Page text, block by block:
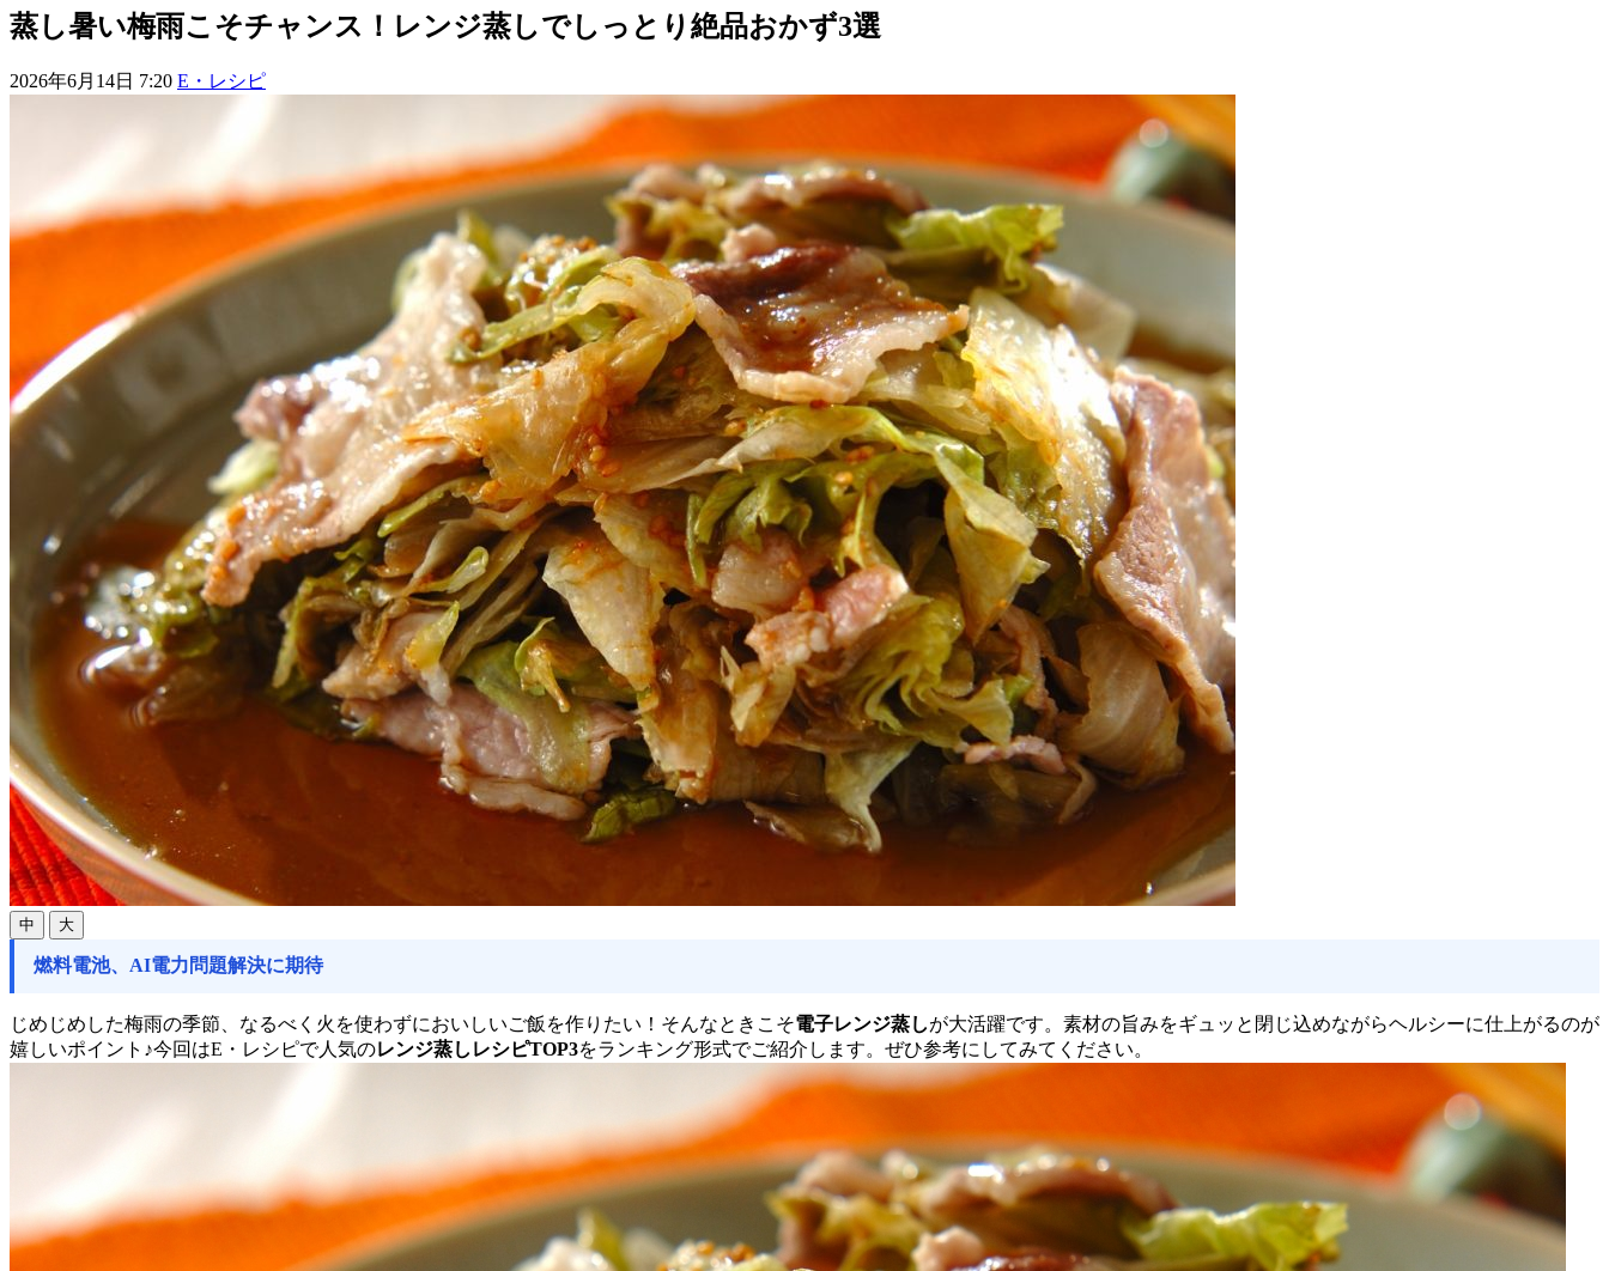
蒸し暑い梅雨こそチャンス！レンジ蒸しでしっとり絶品おかず3選
2026年6月14日 7:20 E・レシピ
中 大
燃料電池、AI電力問題解決に期待
じめじめした梅雨の季節、なるべく火を使わずにおいしいご飯を作りたい！そんなときこそ電子レンジ蒸しが大活躍です。素材の旨みをギュッと閉じ込めながらヘルシーに仕上がるのが
嬉しいポイント♪今回はE・レシピで人気のレンジ蒸しレシピTOP3をランキング形式でご紹介します。ぜひ参考にしてみてください。